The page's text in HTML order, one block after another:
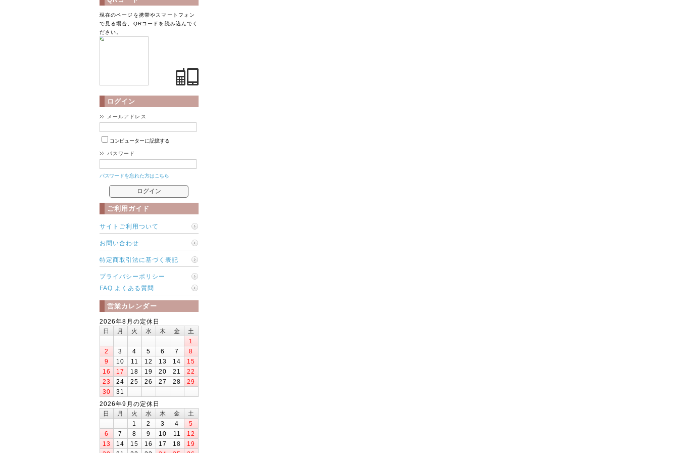
現在のページを携帯やスマートフォン
で見る場合、QRコードを読み込んでく
ださい。
ログイン
メールアドレス
コンピューターに記憶する
パスワード
パスワードを忘れた方はこちら
ご利用ガイド
サイトご利用ついて
お問い合わせ
特定商取引法に基づく表記
プライバシーポリシー
FAQ よくある質問
営業カレンダー
2026年8月の定休日
日
月 火 水 木 金
土
1
2
3 4 5 6 7
8
9
10 11 12 13 14
15
16
17 18 19 20 21
22
23
24 25 26 27 28
29
30
31
2026年9月の定休日
日
月 火 水 木 金
土
1
2 3 4
5
6
7 8 9 10 11
12
13
14 15 16 17 18
19